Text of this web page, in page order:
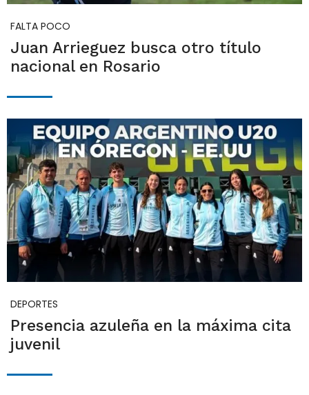
FALTA POCO
Juan Arrieguez busca otro título
nacional en Rosario
DEPORTES
Presencia azuleña en la máxima cita
juvenil